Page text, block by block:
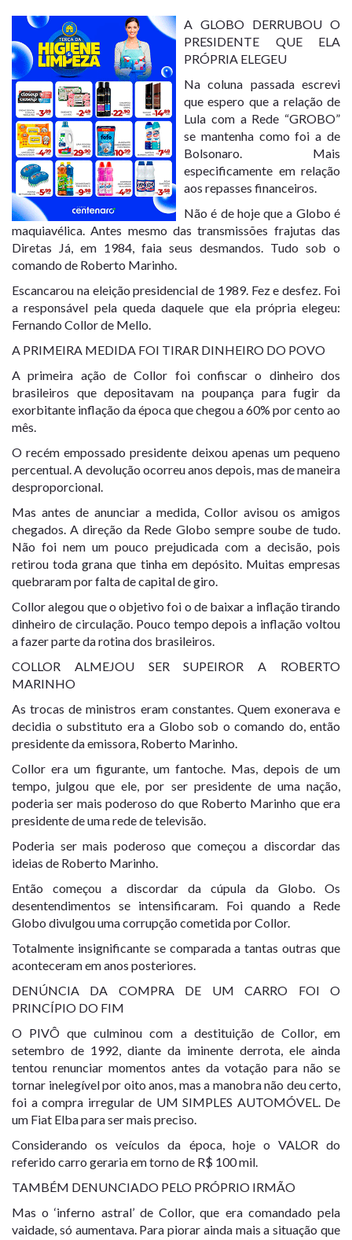
A GLOBO DERRUBOU O
PRESIDENTE QUE ELA
PRÓPRIA ELEGEU
Na coluna passada escrevi
que espero que a relação de
Lula com a Rede “GROBO”
se mantenha como foi a de
Bolsonaro. Mais
especificamente em relação
aos repasses financeiros.
Não é de hoje que a Globo é
maquiavélica. Antes mesmo das transmissões frajutas das
Diretas Já, em 1984, faia seus desmandos. Tudo sob o
comando de Roberto Marinho.
Escancarou na eleição presidencial de 1989. Fez e desfez. Foi
a responsável pela queda daquele que ela própria elegeu:
Fernando Collor de Mello.
A PRIMEIRA MEDIDA FOI TIRAR DINHEIRO DO POVO
A primeira ação de Collor foi confiscar o dinheiro dos
brasileiros que depositavam na poupança para fugir da
exorbitante inflação da época que chegou a 60% por cento ao
mês.
O recém empossado presidente deixou apenas um pequeno
percentual. A devolução ocorreu anos depois, mas de maneira
desproporcional.
Mas antes de anunciar a medida, Collor avisou os amigos
chegados. A direção da Rede Globo sempre soube de tudo.
Não foi nem um pouco prejudicada com a decisão, pois
retirou toda grana que tinha em depósito. Muitas empresas
quebraram por falta de capital de giro.
Collor alegou que o objetivo foi o de baixar a inflação tirando
dinheiro de circulação. Pouco tempo depois a inflação voltou
a fazer parte da rotina dos brasileiros.
COLLOR ALMEJOU SER SUPEIROR A ROBERTO
MARINHO
As trocas de ministros eram constantes. Quem exonerava e
decidia o substituto era a Globo sob o comando do, então
presidente da emissora, Roberto Marinho.
Collor era um figurante, um fantoche. Mas, depois de um
tempo, julgou que ele, por ser presidente de uma nação,
poderia ser mais poderoso do que Roberto Marinho que era
presidente de uma rede de televisão.
Poderia ser mais poderoso que começou a discordar das
ideias de Roberto Marinho.
Então começou a discordar da cúpula da Globo. Os
desentendimentos se intensificaram. Foi quando a Rede
Globo divulgou uma corrupção cometida por Collor.
Totalmente insignificante se comparada a tantas outras que
aconteceram em anos posteriores.
DENÚNCIA DA COMPRA DE UM CARRO FOI O
PRINCÍPIO DO FIM
O PIVÔ que culminou com a destituição de Collor, em
setembro de 1992, diante da iminente derrota, ele ainda
tentou renunciar momentos antes da votação para não se
tornar inelegível por oito anos, mas a manobra não deu certo,
foi a compra irregular de UM SIMPLES AUTOMÓVEL. De
um Fiat Elba para ser mais preciso.
Considerando os veículos da época, hoje o VALOR do
referido carro geraria em torno de R$ 100 mil.
TAMBÉM DENUNCIADO PELO PRÓPRIO IRMÃO
Mas o ‘inferno astral’ de Collor, que era comandado pela
vaidade, só aumentava. Para piorar ainda mais a situação que